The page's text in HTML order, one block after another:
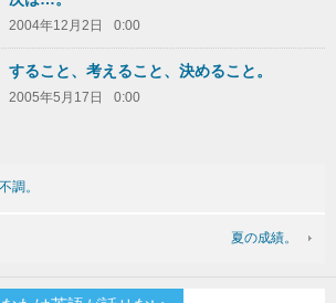
2004年12月2日 0:00
すること、考えること、決めること。
2005年5月17日 0:00
調。
夏の成績。